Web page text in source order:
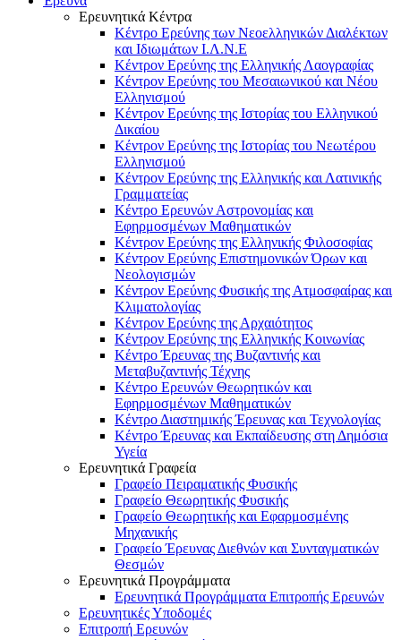
Ερευνητικά Κέντρα
Κέντρο Ερεύνης των Νεοελληνικών Διαλέκτων
και Ιδιωμάτων Ι.Λ.Ν.Ε
Κέντρον Ερεύνης της Ελληνικής Λαογραφίας
Κέντρον Ερεύνης του Μεσαιωνικού και Νέου
Ελληνισμού
Κέντρον Ερεύνης της Ιστορίας του Ελληνικού
Δικαίου
Κέντρον Ερεύνης της Ιστορίας του Νεωτέρου
Ελληνισμού
Κέντρον Ερεύνης της Ελληνικής και Λατινικής
Γραμματείας
Κέντρο Ερευνών Αστρονομίας και
Εφηρμοσμένων Μαθηματικών
Κέντρον Ερεύνης της Ελληνικής Φιλοσοφίας
Κέντρον Ερεύνης Επιστημονικών Όρων και
Νεολογισμών
Κέντρον Ερεύνης Φυσικής της Ατμοσφαίρας και
Κλιματολογίας
Κέντρον Ερεύνης της Αρχαιότητος
Κέντρον Ερεύνης της Ελληνικής Κοινωνίας
Κέντρο Έρευνας της Βυζαντινής και
Μεταβυζαντινής Τέχνης
Κέντρο Ερευνών Θεωρητικών και
Εφηρμοσμένων Μαθηματικών
Κέντρο Διαστημικής Έρευνας και Τεχνολογίας
Κέντρο Έρευνας και Εκπαίδευσης στη Δημόσια
Υγεία
Ερευνητικά Γραφεία
Γραφείο Πειραματικής Φυσικής
Γραφείο Θεωρητικής Φυσικής
Γραφείο Θεωρητικής και Εφαρμοσμένης
Μηχανικής
Γραφείο Έρευνας Διεθνών και Συνταγματικών
Θεσμών
Ερευνητικά Προγράμματα
Ερευνητικά Προγράμματα Επιτροπής Ερευνών
Ερευνητικές Υποδομές
Επιτροπή Ερευνών